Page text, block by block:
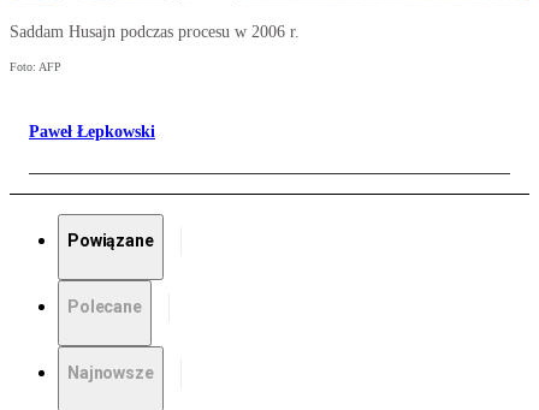
Saddam Husajn podczas procesu w 2006 r.
Foto: AFP
Paweł Łepkowski
Powiązane
Polecane
Najnowsze